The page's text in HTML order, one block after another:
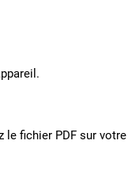
le fichier PDF sur votre